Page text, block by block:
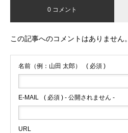
0 コメント
この記事へのコメントはありません。
名前（例：山田 太郎） ( 必須 )
E-MAIL ( 必須 ) - 公開されません -
URL